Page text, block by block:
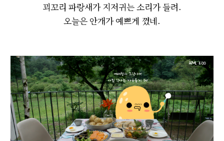
꾀꼬리 파랑새가 지저귀는 소리가 들려.
오늘은 안개가 예쁘게 꼈네.